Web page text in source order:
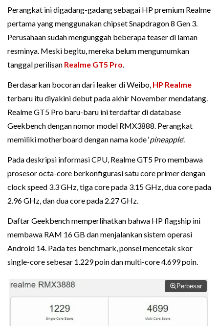
Perangkat ini digadang-gadang sebagai HP premium Realme
pertama yang menggunakan chipset Snapdragon 8 Gen 3.
Perusahaan sudah mengunggah beberapa teaser di laman
resminya. Meski begitu, mereka belum mengumumkan
tanggal perilisan Realme GT5 Pro.
Berdasarkan bocoran dari leaker di Weibo, HP Realme
terbaru itu diyakini debut pada akhir November mendatang.
Realme GT5 Pro baru-baru ini terdaftar di database
Geekbench dengan nomor model RMX3888. Perangkat
memiliki motherboard dengan nama kode ‘pineapple’.
Pada deskripsi informasi CPU, Realme GT5 Pro membawa
prosesor octa-core berkonfigurasi satu core primer dengan
clock speed 3.3 GHz, tiga core pada 3.15 GHz, dua core pada
2.96 GHz, dan dua core pada 2.27 GHz.
Daftar Geekbench memperlihatkan bahwa HP flagship ini
membawa RAM 16 GB dan menjalankan sistem operasi
Android 14. Pada tes benchmark, ponsel mencetak skor
single-core sebesar 1.229 poin dan multi-core 4.699 poin.
Perbesar